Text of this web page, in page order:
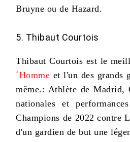
Bruyne ou de Hazard.
5. Thibaut Courtois
Thibaut Courtois est le
´Homme et l'un des grands
même.: Athlète de Madrid,
nationales et
Champions de 2022 contre
d'un gardien de but une